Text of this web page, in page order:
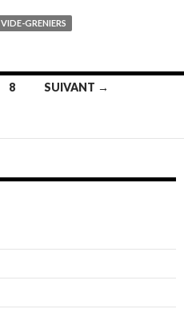
VIDE-GRENIERS
8 SUIVANT →